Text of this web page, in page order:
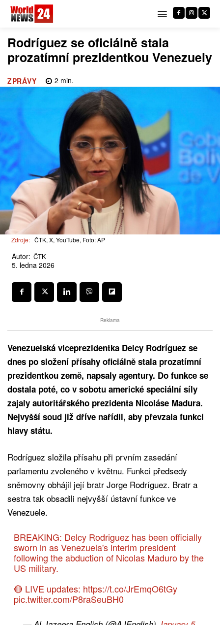
Rodríguez se oficiálně stala
prozatímní prezidentkou Venezuely
ZPRÁVY 2 min.
Zdroje: ČTK, X, YouTube, Foto: AP
Autor: ČTK
5. ledna 2026
Reklama
Venezuelská viceprezidentka Delcy Rodríguez se
dnes po složení přísahy oficiálně stala prozatímní
prezidentkou země, napsaly agentury. Do funkce se
dostala poté, co v sobotu americké speciální síly
zajaly autoritářského prezidenta Nicoláse Madura.
Nejvyšší soud již dříve nařídil, aby převzala funkci
hlavy státu.
Rodríguez složila přísahu při prvním zasedání
parlamentu zvoleného v květnu. Funkci předsedy
sněmovny obhájil její bratr Jorge Rodríguez. Bratr a
sestra tak obsadili nejvyšší ústavní funkce ve
Venezuele.
BREAKING: Delcy Rodriguez has been officially
sworn in as Venezuela's interim president
following the abduction of Nicolas Maduro by the
US military.
🔴 LIVE updates: https://t.co/JrEmqO6tGy
pic.twitter.com/P8raSeuBH0